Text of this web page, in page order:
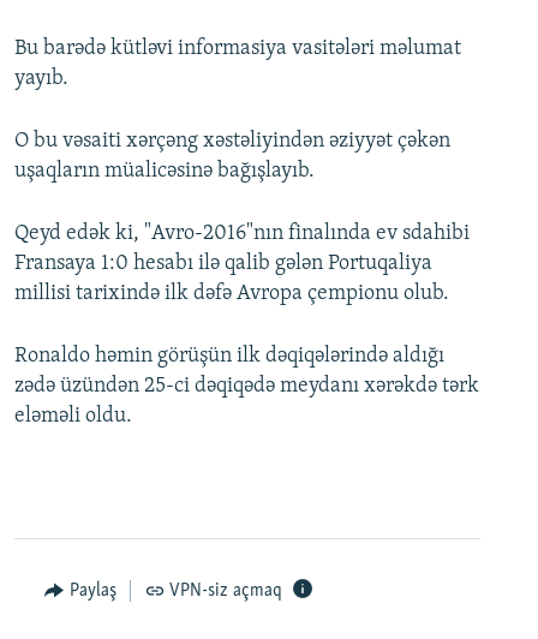
Bu barədə kütləvi informasiya vasitələri məlumat
yayıb.
O bu vəsaiti xərçəng xəstəliyindən əziyyət çəkən
uşaqların müalicəsinə bağışlayıb.
Qeyd edək ki, "Avro-2016"nın finalında ev sdahibi
Fransaya 1:0 hesabı ilə qalib gələn Portuqaliya
millisi tarixində ilk dəfə Avropa çempionu olub.
Ronaldo həmin görüşün ilk dəqiqələrində aldığı
zədə üzündən 25-ci dəqiqədə meydanı xərəkdə tərk
eləməli oldu.
Paylaş VPN-siz açmaq